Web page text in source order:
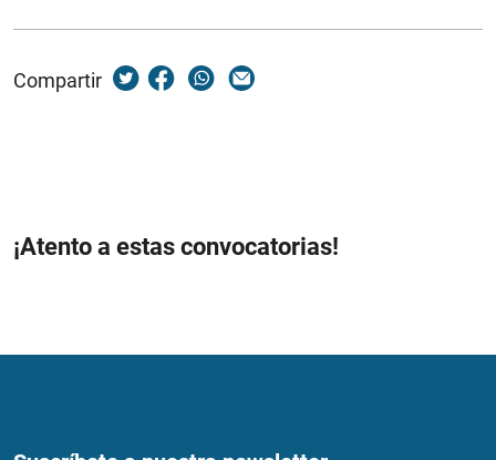
Compartir
¡Atento a estas convocatorias!